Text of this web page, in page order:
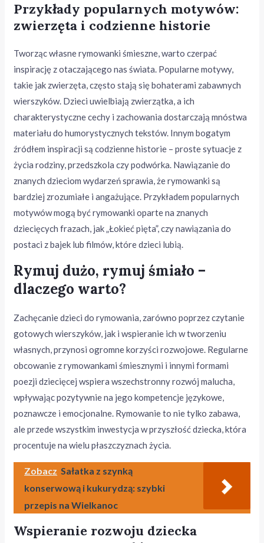
Przykłady popularnych motywów:
zwierzęta i codzienne historie
Tworząc własne rymowanki śmieszne, warto czerpać
inspirację z otaczającego nas świata. Popularne motywy,
takie jak zwierzęta, często stają się bohaterami zabawnych
wierszyków. Dzieci uwielbiają zwierzątka, a ich
charakterystyczne cechy i zachowania dostarczają mnóstwa
materiału do humorystycznych tekstów. Innym bogatym
źródłem inspiracji są codzienne historie – proste sytuacje z
życia rodziny, przedszkola czy podwórka. Nawiązanie do
znanych dzieciom wydarzeń sprawia, że rymowanki są
bardziej zrozumiałe i angażujące. Przykładem popularnych
motywów mogą być rymowanki oparte na znanych
dziecięcych frazach, jak „Łokieć pięta”, czy nawiązania do
postaci z bajek lub filmów, które dzieci lubią.
Rymuj dużo, rymuj śmiało –
dlaczego warto?
Zachęcanie dzieci do rymowania, zarówno poprzez czytanie
gotowych wierszyków, jak i wspieranie ich w tworzeniu
własnych, przynosi ogromne korzyści rozwojowe. Regularne
obcowanie z rymowankami śmiesznymi i innymi formami
poezji dziecięcej wspiera wszechstronny rozwój malucha,
wpływając pozytywnie na jego kompetencje językowe,
poznawcze i emocjonalne. Rymowanie to nie tylko zabawa,
ale przede wszystkim inwestycja w przyszłość dziecka, która
procentuje na wielu płaszczyznach życia.
Zobacz Sałatka z szynką
konserwową i kukurydzą: szybki
przepis na Wielkanoc
Wspieranie rozwoju dziecka